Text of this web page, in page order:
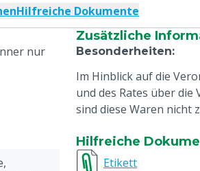
Hilfreiche Dokumente
nur
Zusätzliche
Besonderheiten:
Im Hinblick auf die
und des Rates über
sind diese Waren nicht
Hilfreiche
Etikett